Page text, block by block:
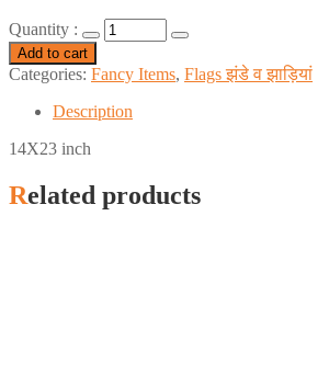
Quantity :
Add to cart
Categories: Fancy Items, Flags झंडे व झाड़ियां
Description
14X23 inch
Related products